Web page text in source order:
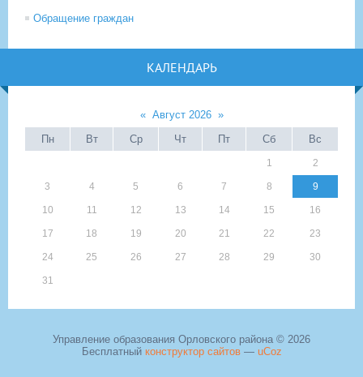
Обращение граждан
КАЛЕНДАРЬ
« Август 2026 »
Пн
Вт Ср Чт Пт Сб Вс
1 2
3 4 5 6 7 8 9
10 11 12 13 14 15 16
17 18 19 20 21 22 23
24 25 26 27 28 29 30
31
Управление образования Орловского района © 2026
Бесплатный конструктор сайтов— uCoz